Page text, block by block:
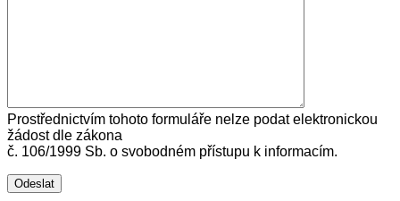
Prostřednictvím tohoto formuláře nelze podat elektronickou
žádost dle zákona
č. 106/1999 Sb. o svobodném přístupu k informacím.